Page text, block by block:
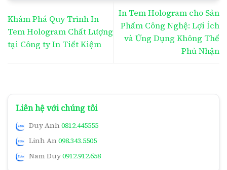
Khám Phá Quy Trình In
Tem Hologram Chất Lượng
tại Công ty In Tiết Kiệm
In Tem Hologram cho Sản
Phẩm Công Nghệ: Lợi Ích
và Ứng Dụng Không Thể
Phủ Nhận
Liên hệ với chúng tôi
Duy Anh 0812.445555
Linh An 098.343.5505
Nam Duy0912.912.658